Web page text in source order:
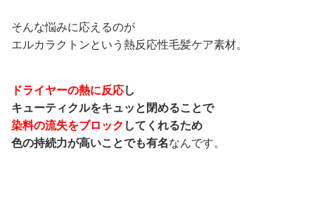
そんな悩みに応えるのが
エルカラクトンという熱反応性毛髪ケア素材。
ドライヤーの熱に反応し
キューティクルをキュッと閉めることで
染料の流失をブロック してくれるため
色の持続力が高いことでも有名なんです。